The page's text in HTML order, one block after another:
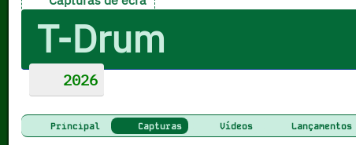
T-Drum
2026
Principal Capturas Vídeos Lançamentos